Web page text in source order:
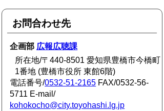
お問合わせ先
企画部 広報広聴課
所在地/〒440-8501 愛知県豊橋市今橋町
1番地 (豊橋市役所 東館6階)
電話番号/0532-51-2165 FAX/0532-56-
5711 E-mail/
kohokocho@city.toyohashi.lg.jp